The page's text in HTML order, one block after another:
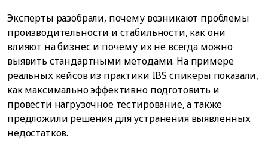
Эксперты разобрали, почему возникают проблемы
производительности и стабильности, как они
влияют на бизнес и почему их не всегда можно
выявить стандартными методами. На примере
реальных кейсов из практики IBS спикеры показали,
как максимально эффективно подготовить и
провести нагрузочное тестирование, а также
предложили решения для устранения выявленных
недостатков.